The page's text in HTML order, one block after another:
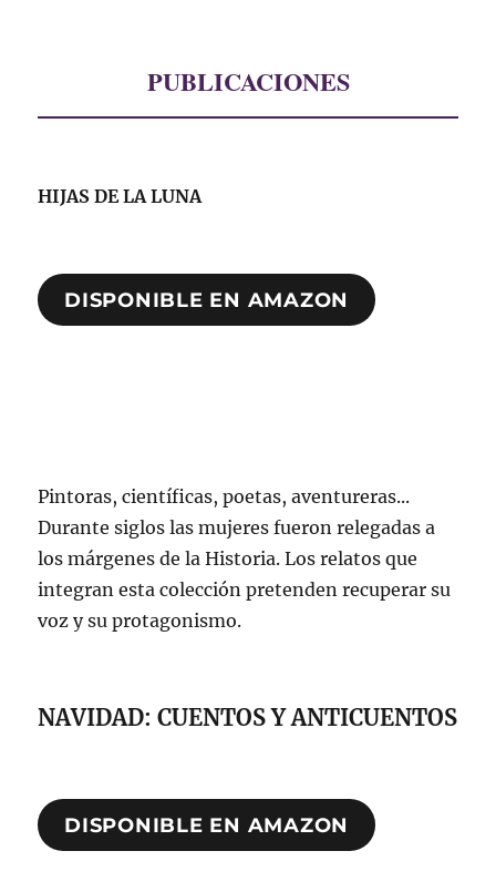
PUBLICACIONES
HIJAS DE LA LUNA
DISPONIBLE EN AMAZON
Pintoras, científicas, poetas, aventureras...
Durante siglos las mujeres fueron relegadas a
los márgenes de la Historia. Los relatos que
integran esta colección pretenden recuperar su
voz y su protagonismo.
NAVIDAD: CUENTOS Y ANTICUENTOS
DISPONIBLE EN AMAZON